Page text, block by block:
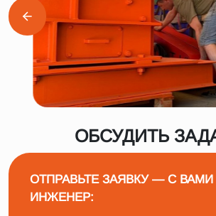
ОБСУДИТЬ
ОТПРАВЬТЕ ЗАЯВКУ — С
ИНЖЕНЕР: